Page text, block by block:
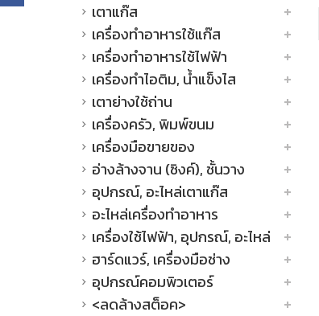
เตาแก๊ส
เครื่องทำอาหารใช้แก๊ส
เครื่องทำอาหารใช้ไฟฟ้า
เครื่องทำไอติม, น้ำแข็งไส
เตาย่างใช้ถ่าน
เครื่องครัว, พิมพ์ขนม
เครื่องมือขายของ
อ่างล้างจาน (ซิงค์), ชั้นวาง
อุปกรณ์, อะไหล่เตาแก๊ส
อะไหล่เครื่องทำอาหาร
เครื่องใช้ไฟฟ้า, อุปกรณ์, อะไหล่
ฮาร์ดแวร์, เครื่องมือช่าง
อุปกรณ์คอมพิวเตอร์
<ลดล้างสต็อค>